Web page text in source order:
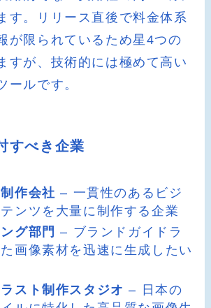
す。リリース直後で料金体系
が限られているため星4つの
すが、技術的には極めて高い
ールです。
すべき企業
作会社 – 一貫性のあるビジ
ンツを大量に制作する企業
グ部門 – ブランドガイドラ
画像素材を迅速に生成したい
スト制作スタジオ – 日本の